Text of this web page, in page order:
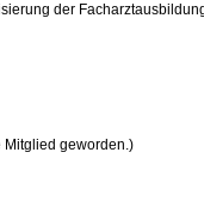
der
Mitglied geworden.)